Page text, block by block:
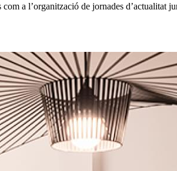
com a l’organització de jornades d’actualitat